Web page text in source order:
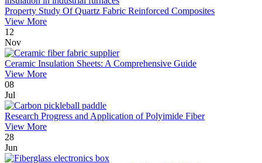
Property Study Of Quartz Fabric Reinforced Composites
View More
12
Nov
Ceramic Insulation Sheets: A Comprehensive Guide
View More
08
Jul
Research Progress and Application of Polyimide Fiber
View More
28
Jun